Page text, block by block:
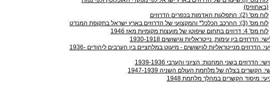
(באחוזיס)
לוח מס' ‭:(2)‬ התפלגות האדמות בכפרים הדרוזים
לוח מס' ‭:(3)‬ ההרכב הכלכל* והמקצועי של הדרוזים בארץ ישראל בתקופת המנדט
לוח מס' ‭:4‬ דרוזים בתחום שיפוטן של מועצות מקומיות מאז 1946
הדרוזים בין עימות, נייטראליות וגישושים 1930-1918
פרק רביעי: הדרוזים מנייטראליות לגישושים - מיעוט במלחציים בין הערבים ליהודים 1936-
הדרוזים בשני המחנות: הציוני והערבי 1939-1936
הקשרים בצלה של מלחמת העולם השניה 1947-1939
מיסוד הקשרים במהלך מלחמת 1948